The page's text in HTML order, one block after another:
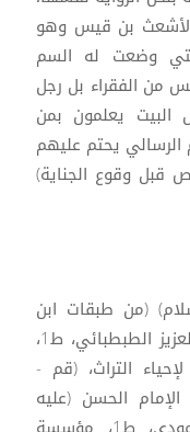
بن قيس وهو
وضعت له السم
من الفقراء بل رجل
البيت يعلمون بمن
يحتم عليهم
قبل وقوع الجناية)
(من طبقات ابن
سعد)، تحقيق وتهذيب: السيد عبد العزيز الطبطبائي، ط1،
التراث، (قم -
الإمام الحسن (عليه